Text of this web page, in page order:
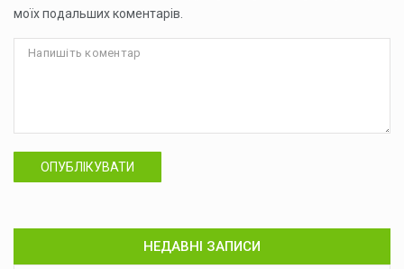
моїх подальших коментарів.
ОПУБЛІКУВАТИ
НЕДАВНІ ЗАПИСИ